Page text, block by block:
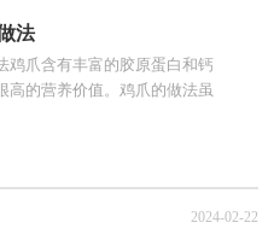
法
鸡爪含有丰富的胶原蛋白和钙
高的营养价值。鸡爪的做法虽
2024-02-22